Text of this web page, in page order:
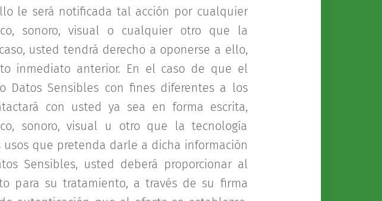
le será notificada tal acción por cualquier
sonoro, visual o cualquier otro que la
usted tendrá derecho a oponerse a ello,
inmediato anterior. En el caso de que el
Datos Sensibles con fines diferentes a los
con usted ya sea en forma escrita,
sonoro, visual u otro que la tecnología
que pretenda darle a dicha información
Sensibles, usted deberá proporcionar al
para su tratamiento, a través de su firma